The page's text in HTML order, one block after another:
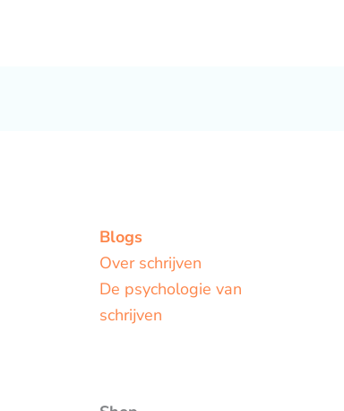
Blogs
Over schrijven
De psychologie van
schrijven